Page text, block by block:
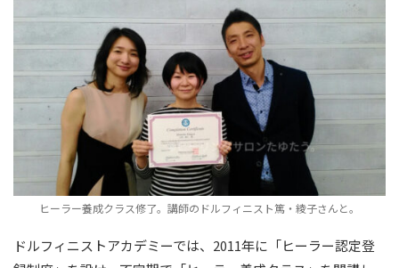
ヒーラー養成クラス修了。講師のドルフィニスト篤・綾子さんと。
ドルフィニストアカデミーでは、2011年に「ヒーラー認定登